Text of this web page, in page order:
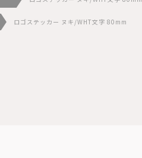
ロゴステッカー ヌキ/WHT文字 80mm